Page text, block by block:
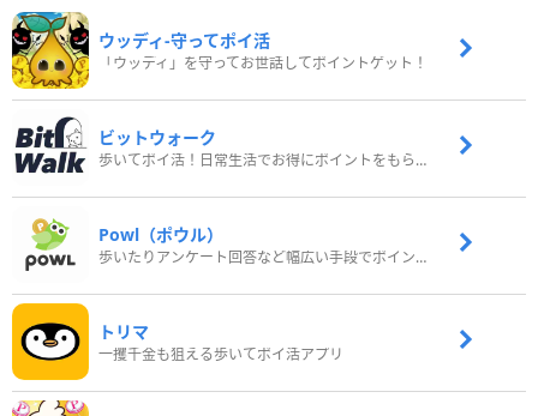
ウッディ‐守ってポイ活
「ウッディ」を守ってお世話してポイントゲット！
ビットウォーク
歩いてポイ活！日常生活でお得にポイントをもらおう
Powl（ポウル）
歩いたりアンケート回答など幅広い手段でポイントをゲット
トリマ
一攫千金も狙える歩いてポイ活アプリ